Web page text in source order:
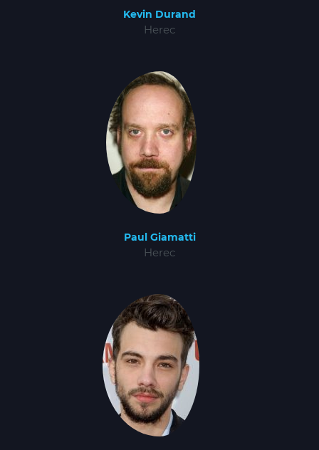
Kevin Durand
Herec
Paul Giamatti
Herec